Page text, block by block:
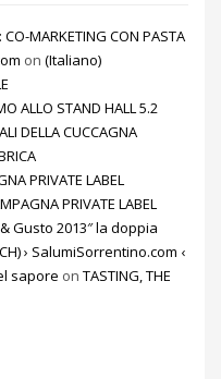
CO-MARKETING CON PASTA
on (Italiano)
ALLO STAND HALL 5.2
DELLA CUCCAGNA
PRIVATE LABEL
PRIVATE LABEL
Gusto 2013″ la doppia
› SalumiSorrentino.com ‹
sapore on TASTING, THE